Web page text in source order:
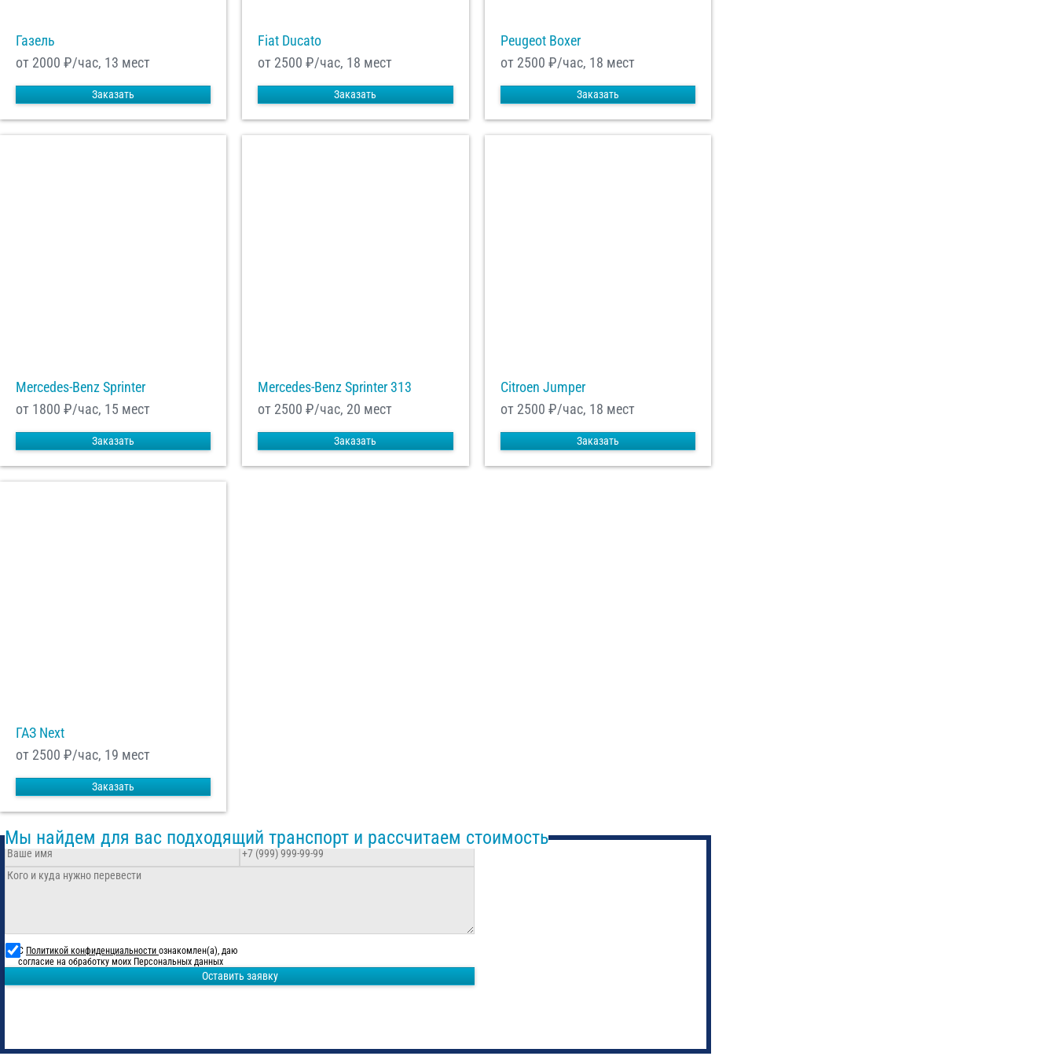
Газель
от 2000 ₽/час, 13 мест
Заказать
Fiat Ducato
от 2500 ₽/час, 18 мест
Заказать
Peugeot Boxer
от 2500 ₽/час, 18 мест
Заказать
Mercedes-Benz Sprinter
от 1800 ₽/час, 15 мест
Заказать
Mercedes-Benz Sprinter 313
от 2500 ₽/час, 20 мест
Заказать
Citroen Jumper
от 2500 ₽/час, 18 мест
Заказать
ГАЗ Next
от 2500 ₽/час, 19 мест
Заказать
Мы найдем для вас подходящий транспорт и рассчитаем стоимость
С Политикой конфиденциальности ознакомлен(а), даю
согласие на обработку моих Персональных данных
Оставить заявку